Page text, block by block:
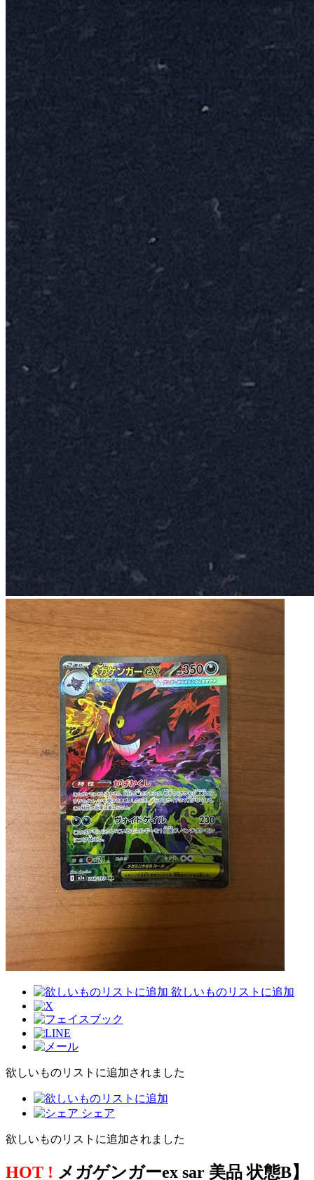
欲しいものリストに追加
欲しいものリストに追加されました
シェア
欲しいものリストに追加されました
HOT ! メガゲンガーex sar 美品 状態B】